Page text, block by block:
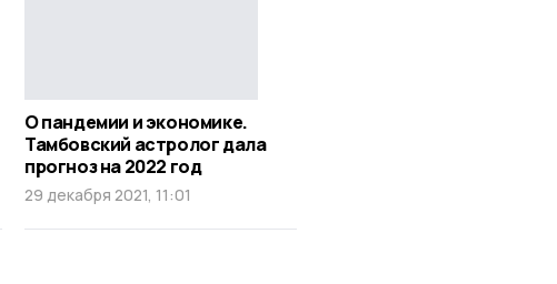
О пандемии и экономике.
Тамбовский астролог дала
прогноз на 2022 год
29 декабря 2021, 11:01